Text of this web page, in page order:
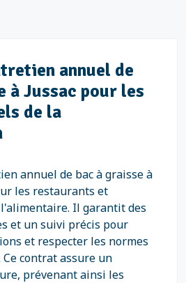
annuel de
à Jussac pour les
de la
annuel de bac à graisse à
les restaurants et
Il garantit des
et un suivi précis pour
et respecter les normes
contrat assure un
prévenant ainsi les